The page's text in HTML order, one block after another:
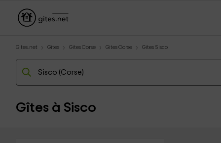
Gites.net Gites Gites Corse Gites Corse Gites Sisco
Gîtes à Sisco